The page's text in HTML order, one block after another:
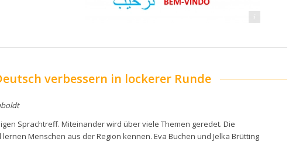
verbessern in lockerer Runde
Sprachtreff. Miteinander wird über viele Themen geredet. Die
Menschen aus der Region kennen. Eva Buchen und Jelka Brütting